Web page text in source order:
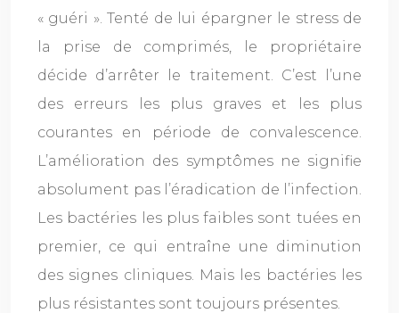
« guéri ». Tenté de lui épargner le stress de
la prise de comprimés, le propriétaire
décide d’arrêter le traitement. C’est l’une
des erreurs les plus graves et les plus
courantes en période de convalescence.
L’amélioration des symptômes ne signifie
absolument pas l’éradication de l’infection.
Les bactéries les plus faibles sont tuées en
premier, ce qui entraîne une diminution
des signes cliniques. Mais les bactéries les
plus résistantes sont toujours présentes.